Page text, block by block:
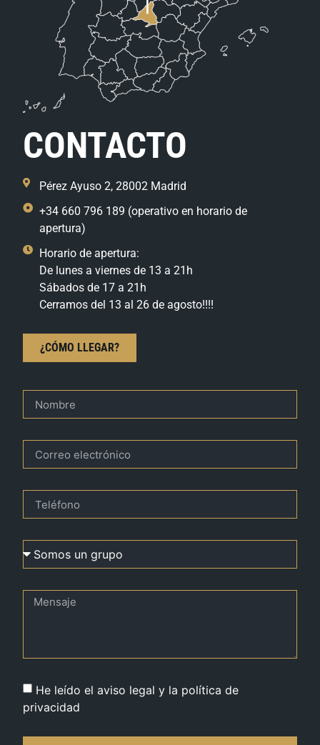
CONTACTO
Pérez Ayuso 2, 28002 Madrid
+34 660 796 189 (operativo en horario de
apertura)
Horario de apertura:
De lunes a viernes de 13 a 21h
Sábados de 17 a 21h
Cerramos del 13 al 26 de agosto!!!!
¿CÓMO LLEGAR?
He leído el aviso legal y la política de
privacidad